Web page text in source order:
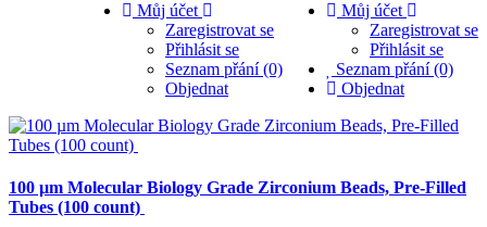
Můj účet
Zaregistrovat se
Přihlásit se
Seznam přání (0)
Objednat
Můj účet
Zaregistrovat se
Přihlásit se
Seznam přání (0)
Objednat
100 µm Molecular Biology Grade Zirconium Beads, Pre-Filled
Tubes (100 count)